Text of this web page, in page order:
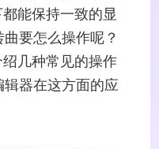
能保持一致的显
要怎么操作呢？
几种常见的操作
器在这方面的应